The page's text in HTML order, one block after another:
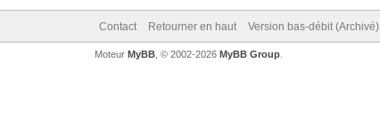
Contact Retourner en haut Version bas-débit (Archivé)
Moteur MyBB, © 2002-2026 MyBB Group.